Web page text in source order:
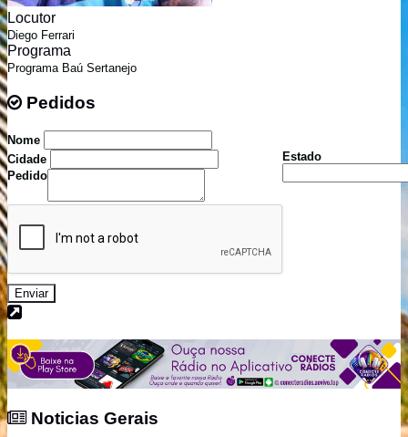
Locutor
Diego Ferrari
Programa
Programa Baú Sertanejo
Pedidos
Nome
Cidade
Estado
Pedido
Enviar
Noticias Gerais